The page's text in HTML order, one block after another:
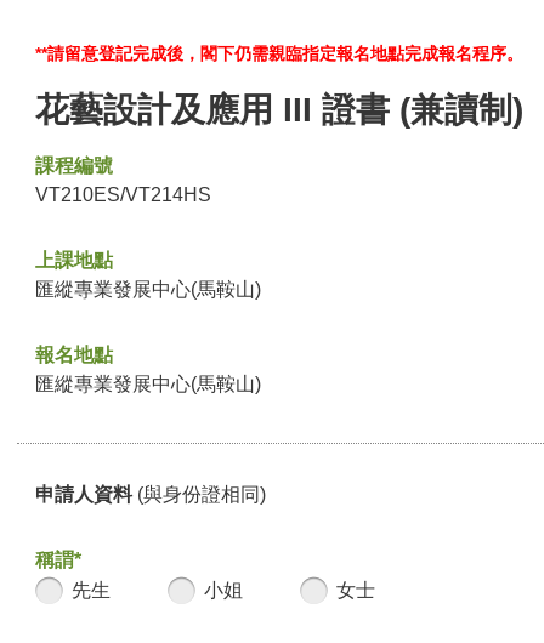
**請留意登記完成後，閣下仍需親臨指定報名地點完成報名程序。
花藝設計及應用 III 證書 (兼讀制)
課程編號
VT210ES/VT214HS
上課地點
匯縱專業發展中心(馬鞍山)
報名地點
匯縱專業發展中心(馬鞍山)
申請人資料 (與身份證相同)
稱謂*
先生
小姐 女士